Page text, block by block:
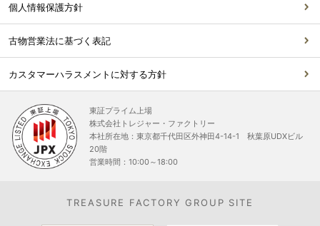
個人情報保護方針
古物営業法に基づく表記
カスタマーハラスメントに対する方針
東証プライム上場
株式会社トレジャー・ファクトリー
本社所在地：東京都千代田区外神田4-14-1 秋葉原UDXビル
20階
営業時間：10:00～18:00
TREASURE FACTORY GROUP SITE